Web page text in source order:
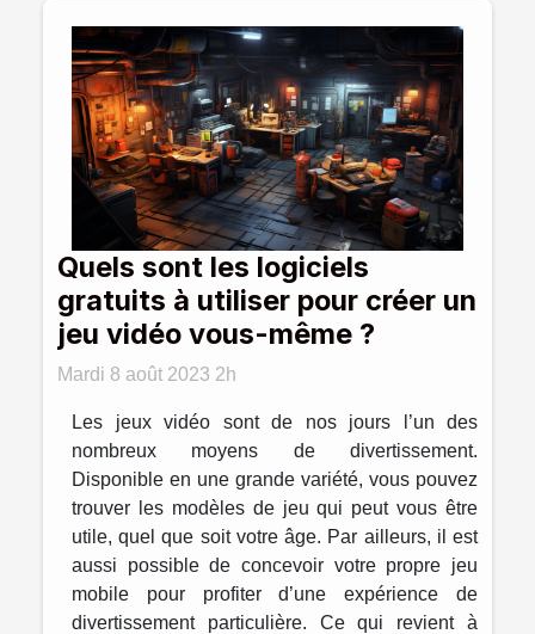
Quels sont les logiciels
gratuits à utiliser pour créer un
jeu vidéo vous-même ?
Mardi 8 août 2023 2h
Les jeux vidéo sont de nos jours l’un des
nombreux moyens de divertissement.
Disponible en une grande variété, vous pouvez
trouver les modèles de jeu qui peut vous être
utile, quel que soit votre âge. Par ailleurs, il est
aussi possible de concevoir votre propre jeu
mobile pour profiter d’une expérience de
divertissement particulière. Ce qui revient à